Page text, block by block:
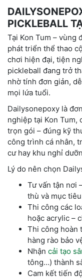
PICKLEBALL
Tại Kon Tum – vùng
phát triển thể thao
chơi hiện đại, tiện
pickleball đang trở
nhờ tính đơn giản,
mọi lứa tuổi.
Dailysonepoxy là
nghiệp tại Kon Tum,
trọn gói – đúng kỹ
công trình cá nhân,
cư hay khu nghỉ
Lý do nên chọn
Tư vấn tận nơi
thù và mục
Thi công các
hoặc acrylic –
Thi công hoàn
hàng rào bảo
Nhận cải tạo
tông…) thành
Cam kết tiến